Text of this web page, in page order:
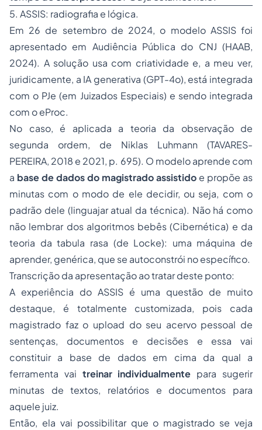
5. ASSIS: radiografia e lógica.
Em 26 de setembro de 2024, o modelo ASSIS foi
apresentado em Audiência Pública do CNJ (HAAB,
2024). A solução usa com criatividade e, a meu ver,
juridicamente, a IA generativa (GPT-4o), está integrada
com o PJe (em Juizados Especiais) e sendo integrada
com o eProc.
No caso, é aplicada a teoria da observação de
segunda ordem, de Niklas Luhmann (TAVARES-
PEREIRA, 2018 e 2021, p. 695). O modelo aprende com
a base de dados do magistradoassistido e propõe as
minutas com o modo de ele decidir, ou seja, com o
padrão dele (linguajar atual da técnica). Não há como
não lembrar dos algoritmos bebês (Cibernética) e da
teoria databula rasa (de Locke): uma máquina de
aprender, genérica, que se autoconstrói no específico.
Transcrição da apresentação ao tratar deste ponto:
A experiência do ASSIS é uma questão de muito
destaque, é totalmente customizada, pois cada
magistrado faz o upload do seu acervo pessoal de
sentenças, documentos e decisões e essa vai
constituir a base de dados em cima da qual a
ferramenta vai treinar individualmente para sugerir
minutas de textos, relatórios e documentos para
aquele juiz.
Então, ela vai possibilitar que o magistrado se veja